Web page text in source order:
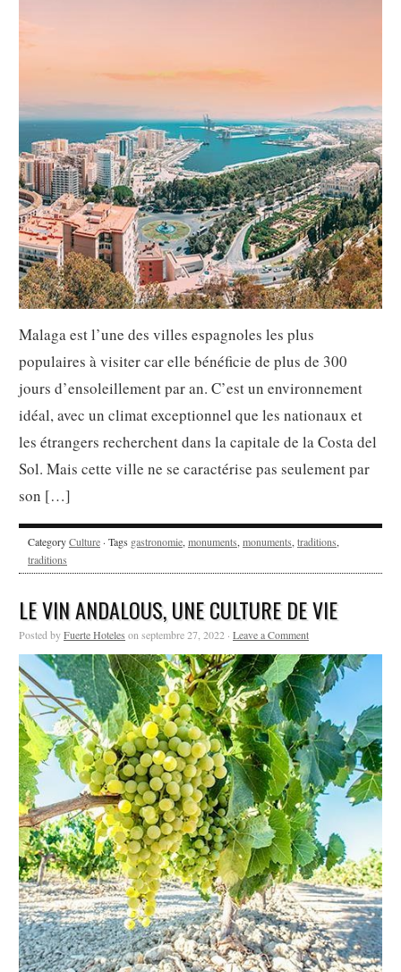
Malaga est l’une des villes espagnoles les plus
populaires à visiter car elle bénéficie de plus de 300
jours d’ensoleillement par an. C’est un environnement
idéal, avec un climat exceptionnel que les nationaux et
les étrangers recherchent dans la capitale de la Costa del
Sol. Mais cette ville ne se caractérise pas seulement par
son […]
CategoryCulture · Tags gastronomie,monuments,monuments,traditions,
traditions
LE VIN ANDALOUS, UNE CULTURE DE VIE
Posted byFuerte Hoteles on septembre 27, 2022 · Leave a Comment